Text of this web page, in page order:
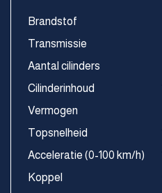
Brandstof
Transmissie
Aantal cilinders
Cilinderinhoud
Vermogen
Topsnelheid
Acceleratie (0-100 km/h)
Koppel